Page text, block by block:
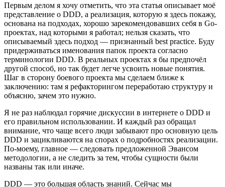
Первым делом я хочу отметить, что эта статья описывает моё
представление о DDD, а реализация, которую я здесь покажу,
основана на подходах, хорошо зарекомендовавших себя в Go-
проектах, над которыми я работал; нельзя сказать, что
описываемый здесь подход — признанный best practice. Буду
придерживаться именования папок проекта согласно
терминологии DDD. В реальных проектах я бы предпочёл
другой способ, но так будет легче усвоить новые понятия.
Шаг в сторону боевого проекта мы сделаем ближе к
заключению: там я рефакторингом переработаю структуру и
объясню, зачем это нужно.
Я не раз наблюдал горячие дискуссии в интернете о DDD и
его правильном использовании. И каждый раз обращал
внимание, что чаще всего люди забывают про основную цель
DDD и зацикливаются на спорах о подробностях реализации.
По-моему, главное — следовать предложенной Эвансом
методологии, а не следить за тем, чтобы сущности были
названы так или иначе.
DDD — это большая область знаний. Сейчас мы